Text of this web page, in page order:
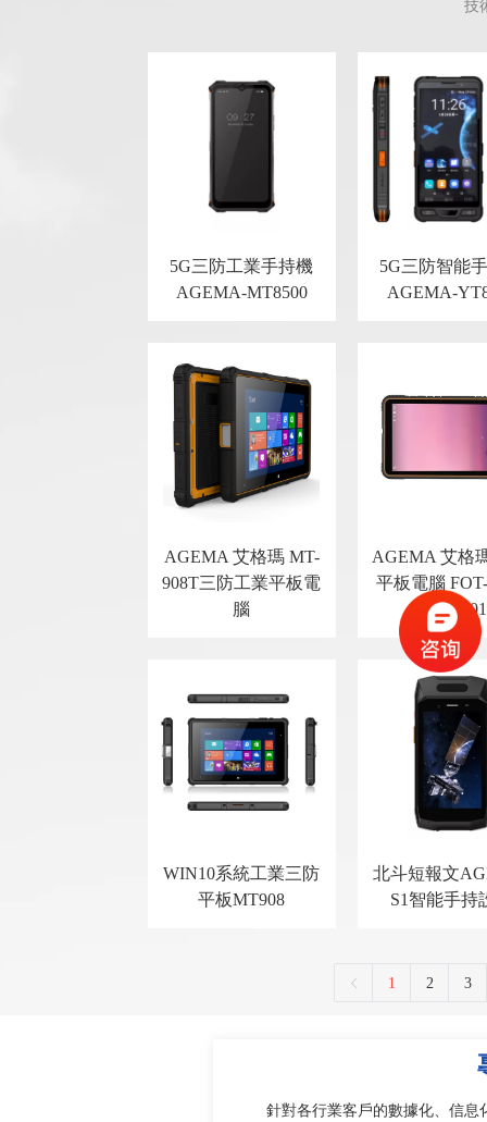
技
5G三防工業手持機
AGEMA-MT8500
5G三防智能
AGEMA-
AGEMA 艾格瑪 MT-
908T三防工業平板電
腦
AGEMA 艾格
平板電腦
KMXY01
WIN10系統工業三防
平板MT908
北斗短報文
S1智能手持
1 2 3
針對各行業客戶的數據化、信息